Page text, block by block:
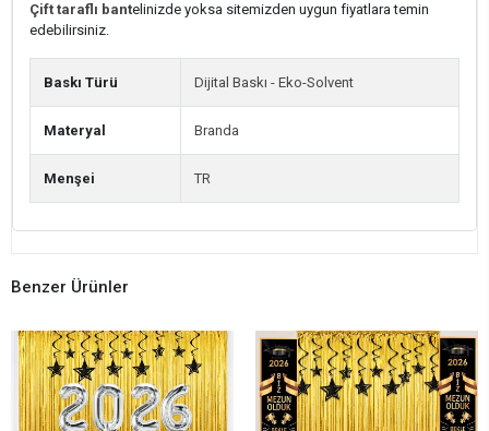
Çift taraflı bantelinizde yoksa sitemizden uygun fiyatlara temin
edebilirsiniz.
Baskı Türü Dijital Baskı - Eko-Solvent
Materyal Branda
Menşei TR
Benzer Ürünler